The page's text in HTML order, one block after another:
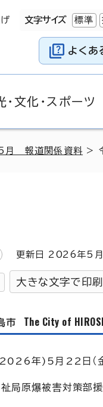
文字サイズ 標準
よくあ
・文化・スポーツ
報道関係資料 >
更新日 2026年5月
大きな文字で印刷
市 The City of
年)5月22日（金
局原爆被害対策部